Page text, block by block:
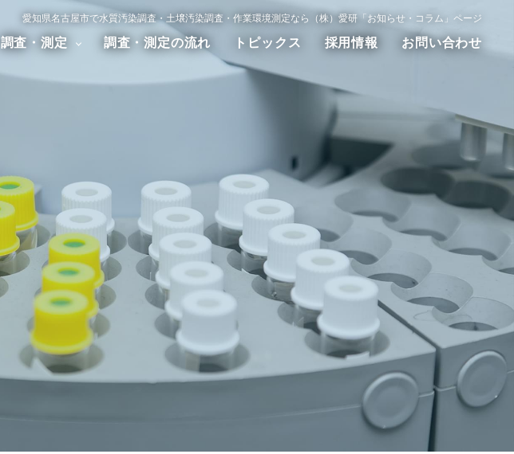
調査・測定
ダイオキシン調査 その他の調査測定
調査・測定の流れ トピックス 採用情報 お問い合わせ
愛知県名古屋市で水質汚染調査・土壌汚染調査・作業環境測定なら（株）愛研「お知らせ・コラム」ページ